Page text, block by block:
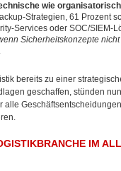
wie
Strategien, 61 Prozent
Services oder SOC/SIEM-
Sicherheitskonzepte
bereits zu einer
geschaffen, stünden
alle
IM